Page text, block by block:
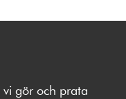
gör och prata